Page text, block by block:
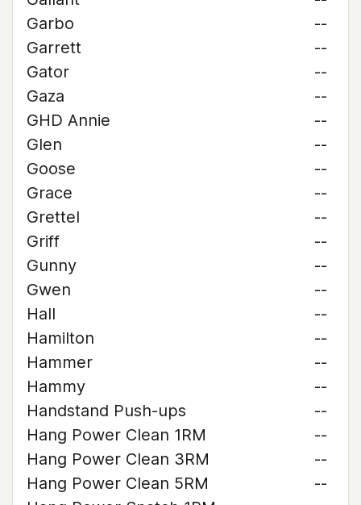
Garbo
--
Garrett
--
Gator
--
Gaza
--
GHD Annie
--
Glen
--
Goose
--
Grace
--
Grettel
--
Griff
--
Gunny
--
Gwen
--
Hall
--
Hamilton
--
Hammer
--
Hammy
--
Handstand Push-ups
--
Hang Power Clean 1RM
--
Hang Power Clean 3RM
--
Hang Power Clean 5RM
--